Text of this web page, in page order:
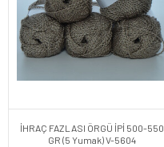
İHRAÇ FAZLASI ÖRGÜ İPİ 500-550
GR (5 Yumak) V-5604